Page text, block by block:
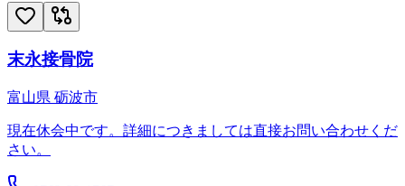
末永接骨院
富山県 砺波市
現在休会中です。詳細につきましては直接お問い合わせくだ
さい。